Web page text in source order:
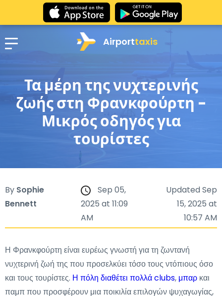
Airporttaxis
Τα μέρη της νυχτερινής
ζωής στη Φρανκφούρτη -
Μικρός οδηγός για
τουρίστες
By Sophie
Bennett
Sep 05,
2025 at 11:09
AM
Updated Sep
15, 2025 at
10:57 AM
Η Φρανκφούρτη είναι ευρέως γνωστή για τη ζωντανή
νυχτερινή ζωή της που προσελκύει τόσο τους ντόπιους όσο
και τους τουρίστες. Η πόλη διαθέτει πολλά clubs, μπαρ και
παμπ που προσφέρουν μια ποικιλία επιλογών ψυχαγωγίας,